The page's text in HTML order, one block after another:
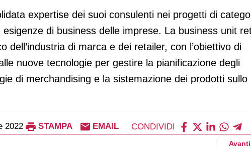
expertise dei suoi consulenti nei progetti di
di business delle imprese. La business unit
dell’industria di marca e dei retailer, con l’obiettivo di
nuove tecnologie per gestire la pianificazione degli
di merchandising e la sistemazione dei prodotti sullo
2022 STAMPA EMAIL CONDIVIDI
promuove l'evoluzione digitale dei punti vendita Avanti